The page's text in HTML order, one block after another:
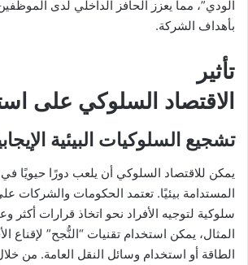
الودي”، مما يعزز الحافز الداخلي لدى
بأهداف الشركة.
تأثير
الاقتصاد السلوكي على
تشجيع السلوكيات البيئية
يمكن للاقتصاد السلوكي أن يلعب دورًا حيويًا
المستدامة بيئيًا. تعتمد الحكومات والشركات
سلوكية لتوجيه الأفراد نحو اتخاذ قرارات أكثر
المثال، يمكن استخدام تقنيات “النُّجح” لإقناع
الطاقة أو استخدام وسائل النقل العامة. من